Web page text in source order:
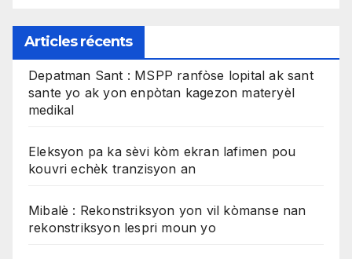
Articles récents
Depatman Sant : MSPP ranfòse lopital ak sant
sante yo ak yon enpòtan kagezon materyèl
medikal
Eleksyon pa ka sèvi kòm ekran lafimen pou
kouvri echèk tranzisyon an
Mibalè : Rekonstriksyon yon vil kòmanse nan
rekonstriksyon lespri moun yo